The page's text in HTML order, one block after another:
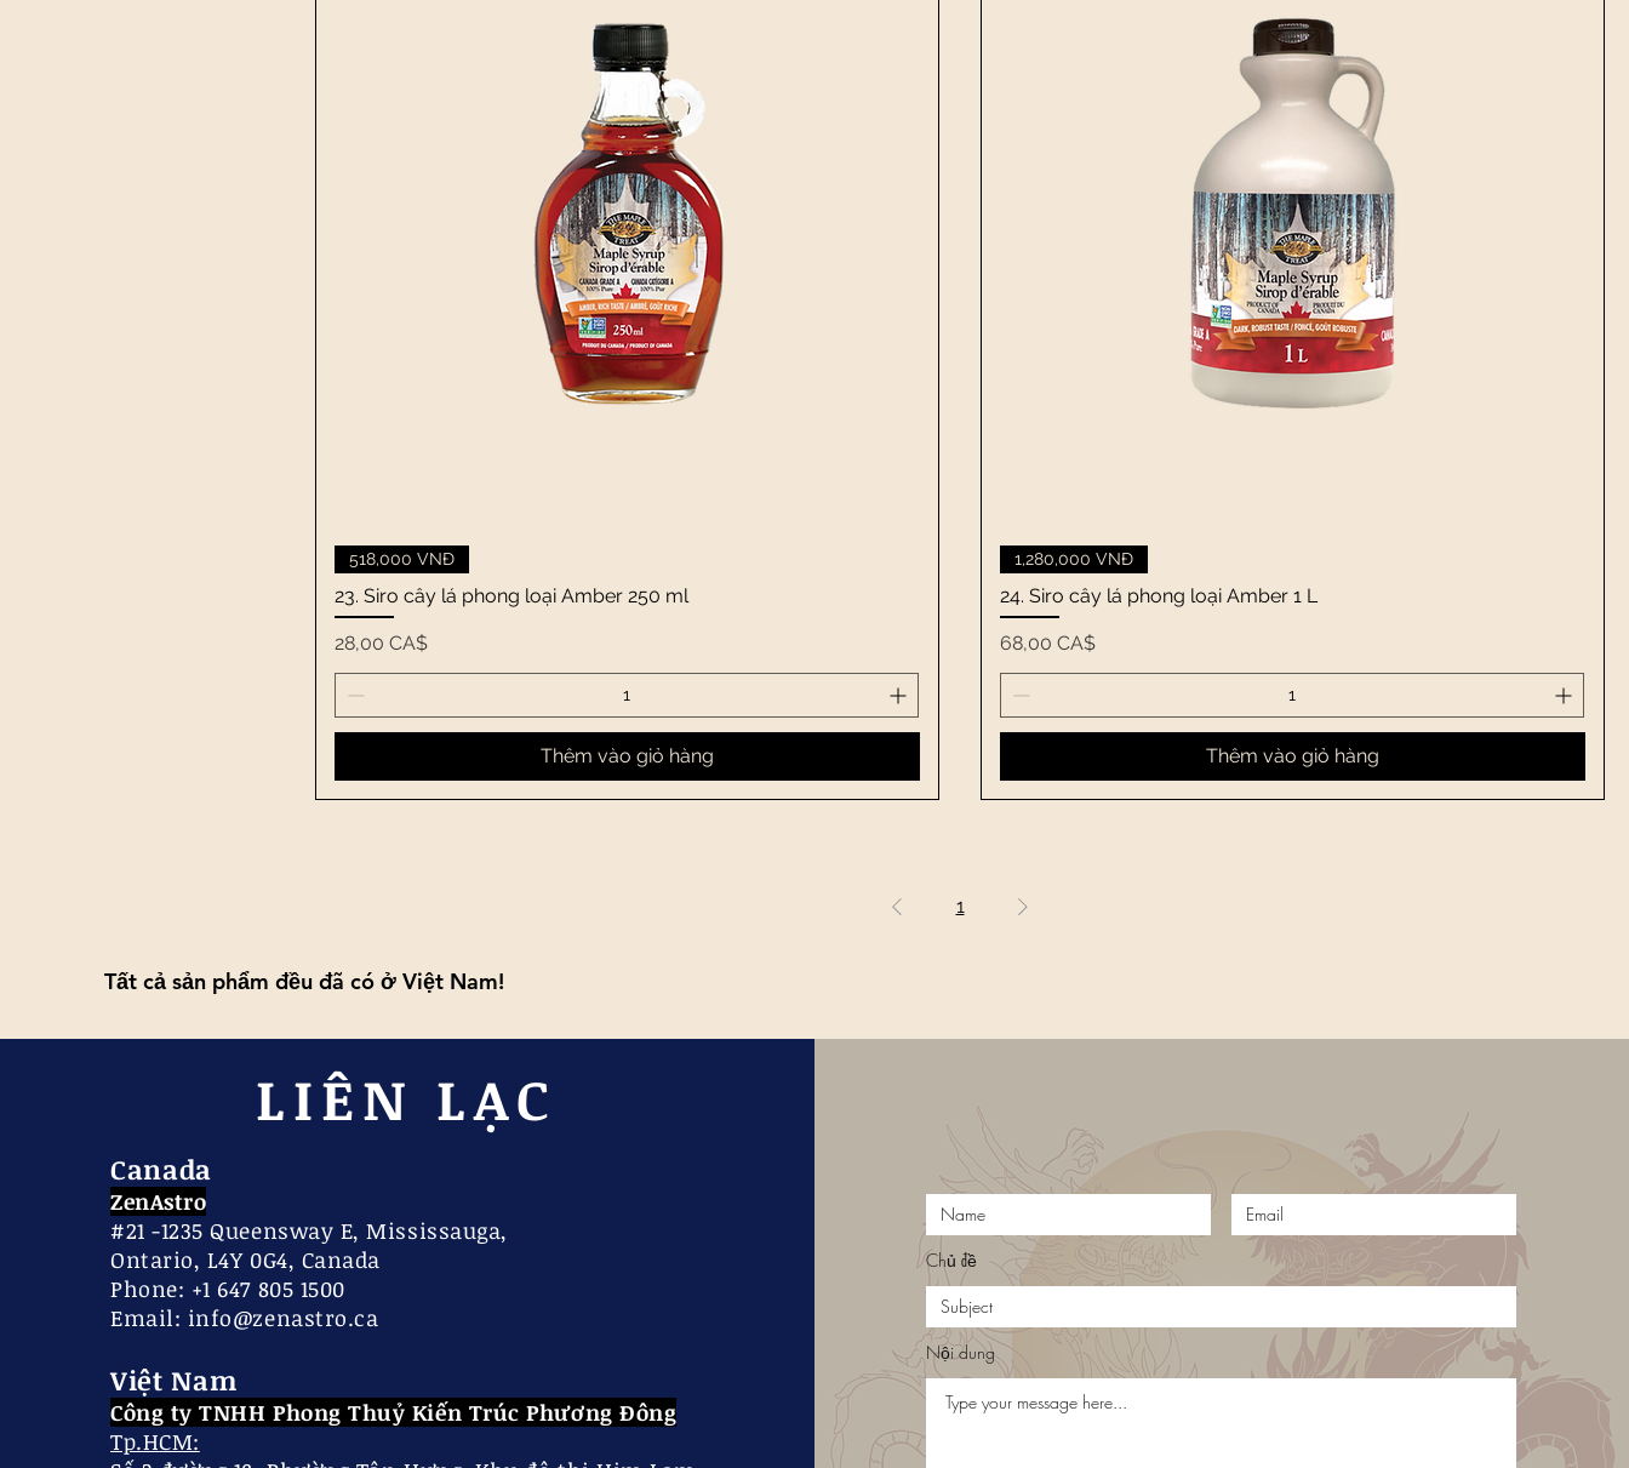
518,000 VNĐ
23. Siro cây lá phong loại Amber 250 ml
Giá
28,00 CA$
Thêm vào giỏ hàng
1,280,000 VNĐ
24. Siro cây lá phong loại Amber 1 L
Giá
68,00 CA$
Thêm vào giỏ hàng
1
Tất cả sản phẩm đều đã có ở Việt Nam!
Tất cả sản phẩm đều đã có ở Việt Nam!
LIÊN LẠC
Canada
ZenAstro
#21 -1235 Queensway E, Mississauga,
Ontario, L4Y 0G4, Canada
Phone: +1 647 805 1500
​Email: info@zenastro.ca
Việt Nam
Công ty TNHH Phong Thuỷ Kiến Trúc Phương Đông
Tp.HCM:
Chủ đề
Nội dung